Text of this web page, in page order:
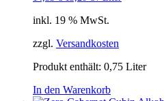
inkl. 19 % MwSt.
zzgl. Versandkosten
Produkt enthält: 0,75 Liter
In den Warenkorb